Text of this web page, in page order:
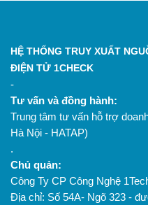
HỆ THỐNG TRUY XUẤT
ĐIỆN TỬ 1CHECK
-
Tư vấn và đồng hành:
Trung tâm tư vấn hỗ trợ
Hà Nội - HATAP)
.
Chủ quản:
Công Ty CP Công Nghệ
Địa chỉ: Số 54A- Ngõ 323 -